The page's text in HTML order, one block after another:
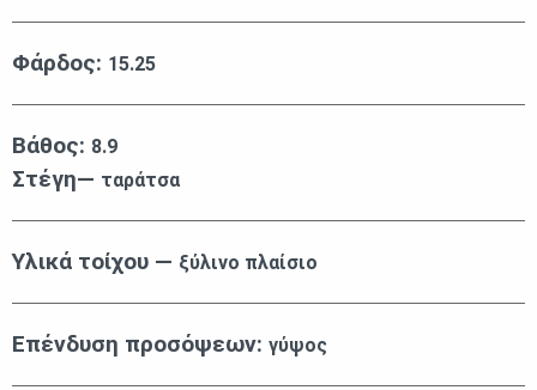
Φάρδος: 15.25
Βάθος: 8.9
Στέγη— ταράτσα
Υλικά τοίχου — ξύλινο πλαίσιο
Επένδυση προσόψεων: γύψος